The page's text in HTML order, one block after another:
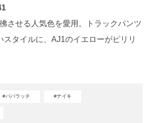
させる人気色を愛用。トラックパンツ
スタイルに、AJ1のイエローがピリリ
#パパラッチ #ナイキ